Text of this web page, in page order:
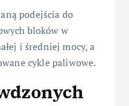
podejścia do
bloków w
i średniej mocy, a
cykle paliwowe.